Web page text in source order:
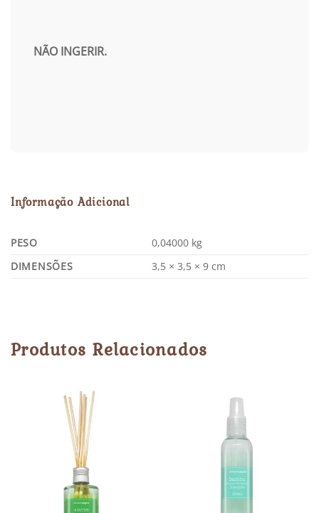
NÃO INGERIR.
Informação Adicional
PESO
0,04000 kg
DIMENSÕES
3,5 × 3,5 × 9 cm
Produtos Relacionados